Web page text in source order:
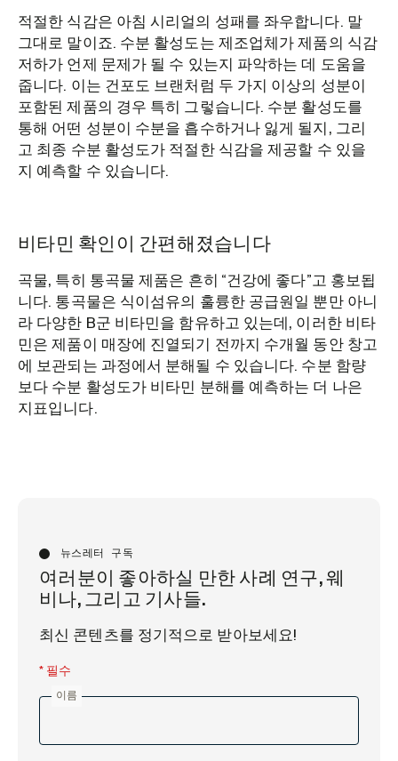
적절한 식감은 아침 시리얼의 성패를 좌우합니다. 말
그대로 말이죠. 수분 활성도는 제조업체가 제품의 식감
저하가 언제 문제가 될 수 있는지 파악하는 데 도움을
줍니다. 이는 건포도 브랜처럼 두 가지 이상의 성분이
포함된 제품의 경우 특히 그렇습니다. 수분 활성도를
통해 어떤 성분이 수분을 흡수하거나 잃게 될지, 그리
고 최종 수분 활성도가 적절한 식감을 제공할 수 있을
지 예측할 수 있습니다.
비타민 확인이 간편해졌습니다
곡물, 특히 통곡물 제품은 흔히 “건강에 좋다”고 홍보됩
니다. 통곡물은 식이섬유의 훌륭한 공급원일 뿐만 아니
라 다양한 B군 비타민을 함유하고 있는데, 이러한 비타
민은 제품이 매장에 진열되기 전까지 수개월 동안 창고
에 보관되는 과정에서 분해될 수 있습니다. 수분 함량
보다 수분 활성도가 비타민 분해를 예측하는 더 나은
지표입니다.
뉴스레터 구독
여러분이 좋아하실 만한 사례 연구, 웨
비나, 그리고 기사들.
최신 콘텐츠를 정기적으로 받아보세요!
* 필수
이름